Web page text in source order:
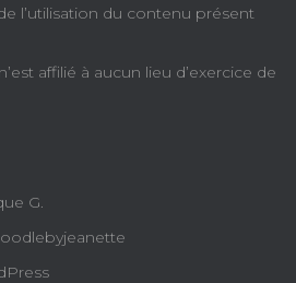
l’utilisation du contenu présent
affilié à aucun lieu d’exercice de
G.